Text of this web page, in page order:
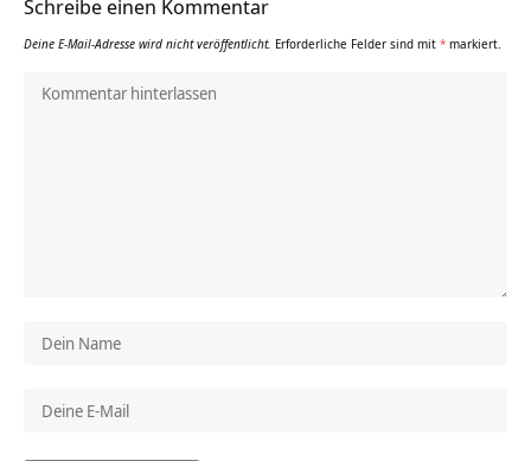
Schreibe einen Kommentar
Deine E-Mail-Adresse wird nicht veröffentlicht. Erforderliche Felder sind mit * markiert.